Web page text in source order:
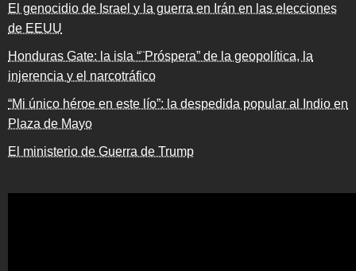
El genocidio de Israel y la guerra en Irán en las elecciones
de EEUU
Honduras Gate: la isla “¨Próspera” de la geopolítica, la
injerencia y el narcotráfico
“Mi único héroe en este lío”: la despedida popular al Indio en
Plaza de Mayo
El ministerio de Guerra de Trump